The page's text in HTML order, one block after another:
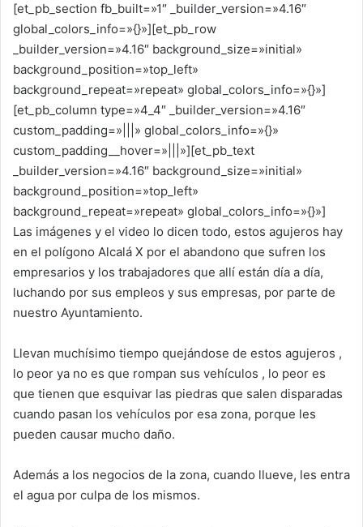
at
s
A
p
p
c
e
b
o
o
k
itt
er
k
e
dI
n
ai
l
m
p
tir
[et_pb_section fb_built=»1″ _builder_version=»4.16″
global_colors_info=»{}»][et_pb_row
_builder_version=»4.16″ background_size=»initial»
background_position=»top_left»
background_repeat=»repeat» global_colors_info=»{}»]
[et_pb_column type=»4_4″ _builder_version=»4.16″
custom_padding=»|||» global_colors_info=»{}»
custom_padding__hover=»|||»][et_pb_text
_builder_version=»4.16″ background_size=»initial»
background_position=»top_left»
background_repeat=»repeat» global_colors_info=»{}»]
Las imágenes y el video lo dicen todo, estos agujeros hay
en el polígono Alcalá X por el abandono que sufren los
empresarios y los trabajadores que allí están día a día,
luchando por sus empleos y sus empresas, por parte de
nuestro Ayuntamiento.
Llevan muchísimo tiempo quejándose de estos agujeros ,
lo peor ya no es que rompan sus vehículos , lo peor es
que tienen que esquivar las piedras que salen disparadas
cuando pasan los vehículos por esa zona, porque les
pueden causar mucho daño.
Además a los negocios de la zona, cuando llueve, les entra
el agua por culpa de los mismos.